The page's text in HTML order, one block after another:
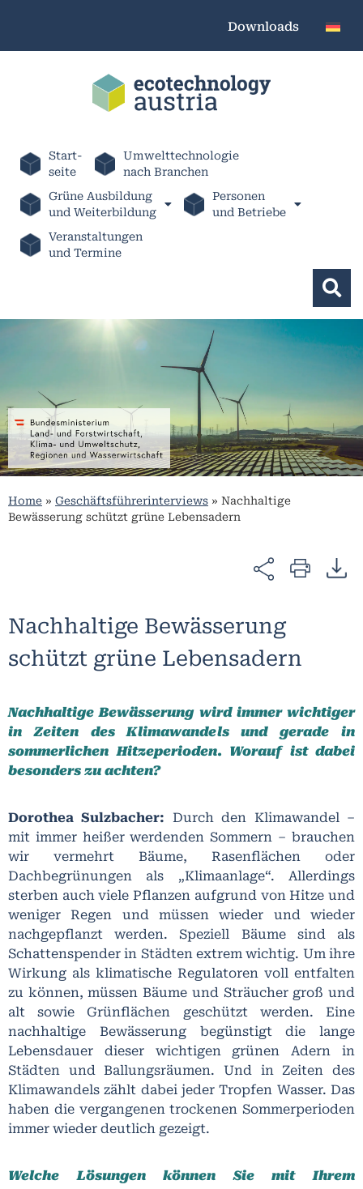
Downloads
Start-
seite
Umwelttechnologie
nach Branchen
Grüne Ausbildung
und Weiterbildung
Personen
und Betriebe
Veranstaltungen
und Termine
Home » Geschäftsführerinterviews » Nachhaltige
Bewässerung schützt grüne Lebensadern
Nachhaltige Bewässerung
schützt grüne Lebensadern
Nachhaltige Bewässerung wird immer wichtiger
in Zeiten des Klimawandels und gerade in
sommerlichen Hitzeperioden. Worauf ist dabei
besonders zu achten?
Dorothea Sulzbacher: Durch den Klimawandel –
mit immer heißer werdenden Sommern – brauchen
wir vermehrt Bäume, Rasenflächen oder
Dachbegrünungen als „Klimaanlage“. Allerdings
sterben auch viele Pflanzen aufgrund von Hitze und
weniger Regen und müssen wieder und wieder
nachgepflanzt werden. Speziell Bäume sind als
Schattenspender in Städten extrem wichtig. Um ihre
Wirkung als klimatische Regulatoren voll entfalten
zu können, müssen Bäume und Sträucher groß und
alt sowie Grünflächen geschützt werden. Eine
nachhaltige Bewässerung begünstigt die lange
Lebensdauer dieser wichtigen grünen Adern in
Städten und Ballungsräumen. Und in Zeiten des
Klimawandels zählt dabei jeder Tropfen Wasser. Das
haben die vergangenen trockenen Sommerperioden
immer wieder deutlich gezeigt.
Welche Lösungen können Sie mit Ihrem